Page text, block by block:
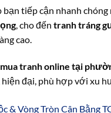
bạn tiếp cận nhanh
, cho đến tranh tráng
cao.
mua tranh online tại
đại, phù hợp với xu